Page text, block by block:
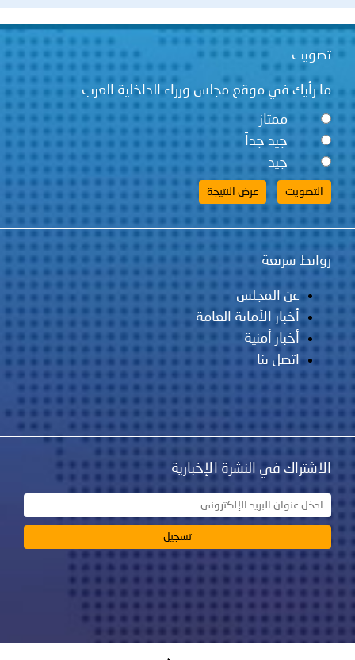
تصويت
ما رأيك في موقع مجلس وزراء الداخلية العرب
ممتاز
جيد جداً
جيد
روابط سريعة
عن المجلس
أخبار الأمانة العامة
أخبار أمنية
اتصل بنا
الاشتراك في النشرة الإخبارية